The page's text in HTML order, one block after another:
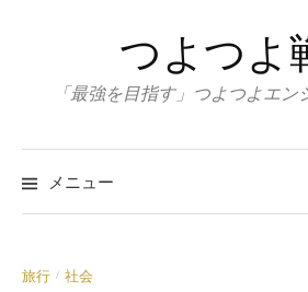
ス
キ
プ
つよつよ
「最強を目指す」つよつよエ
メニュー
旅行 / 社会